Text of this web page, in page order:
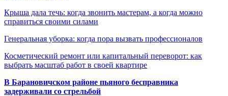
Крыша дала течь: когда звонить мастерам, а когда можно
справиться своими силами
Генеральная уборка: когда пора вызвать профессионалов
Косметический ремонт или капитальный переворот: как
выбрать масштаб работ в своей квартире
В Барановичском районе пьяного бесправника
задерживали со стрельбой